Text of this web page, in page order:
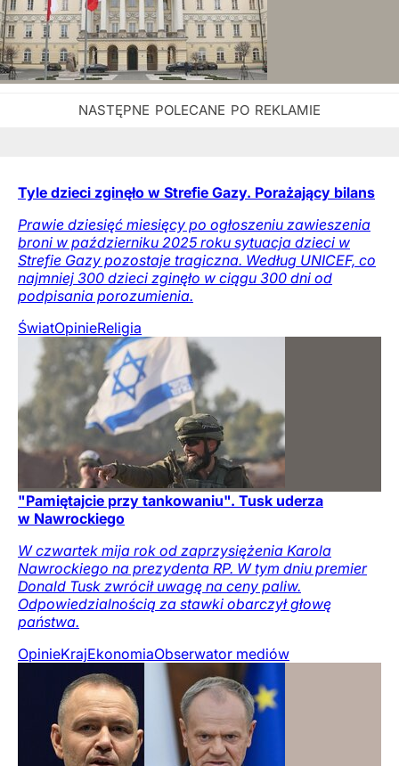
Tyle dzieci zginęło w Strefie Gazy. Porażający bilans
Prawie dziesięć miesięcy po ogłoszeniu zawieszenia
broni w październiku 2025 roku sytuacja dzieci w
Strefie Gazy pozostaje tragiczna. Według UNICEF, co
najmniej 300 dzieci zginęło w ciągu 300 dni od
podpisania porozumienia.
ŚwiatOpinieReligia
"Pamiętajcie przy tankowaniu". Tusk uderza
w Nawrockiego
W czwartek mija rok od zaprzysiężenia Karola
Nawrockiego na prezydenta RP. W tym dniu premier
Donald Tusk zwrócił uwagę na ceny paliw.
Odpowiedzialnością za stawki obarczył głowę
państwa.
OpinieKrajEkonomiaObserwator mediów